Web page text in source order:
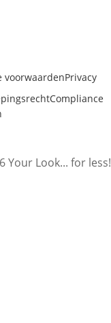
nieuw venster
voorwaardenPrivacy
Compliance
Your Look... for less!